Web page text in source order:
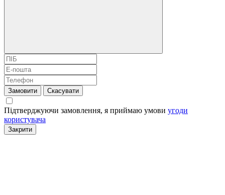
Замовити Скасувати
Підтверджуючи замовлення, я приймаю умови угоди
користувача
Закрити